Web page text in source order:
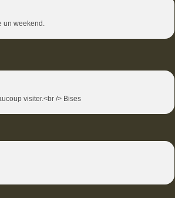
un weekend.
visiter.<br /> Bises